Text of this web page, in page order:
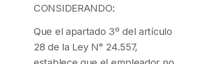
CONSIDERANDO:
Que el apartado 3º del artículo
28 de la Ley N° 24.557,